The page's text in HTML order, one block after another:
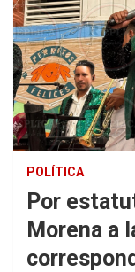
POLÍTICA
Por
Morena a